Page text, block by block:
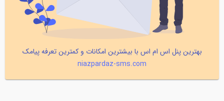
بهترین پنل اس ام اس با بیشترین امکانات و کمترین تعرفه پیامک
niazpardaz-sms.com